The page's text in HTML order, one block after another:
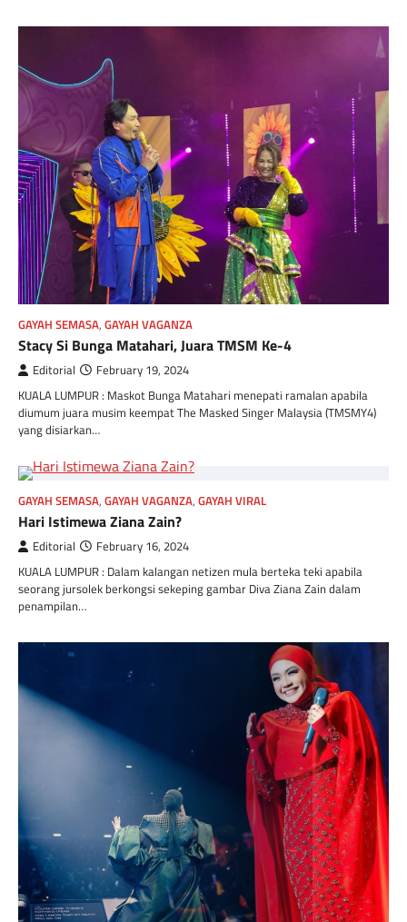
GAYAH SEMASA, GAYAH VAGANZA
Stacy Si Bunga Matahari, Juara TMSM Ke-4
Editorial February 19, 2024
KUALA LUMPUR : Maskot Bunga Matahari menepati ramalan apabila
diumum juara musim keempat The Masked Singer Malaysia (TMSMY4)
yang disiarkan…
GAYAH SEMASA, GAYAH VAGANZA, GAYAH VIRAL
Hari Istimewa Ziana Zain?
Editorial February 16, 2024
KUALA LUMPUR : Dalam kalangan netizen mula berteka teki apabila
seorang jursolek berkongsi sekeping gambar Diva Ziana Zain dalam
penampilan…